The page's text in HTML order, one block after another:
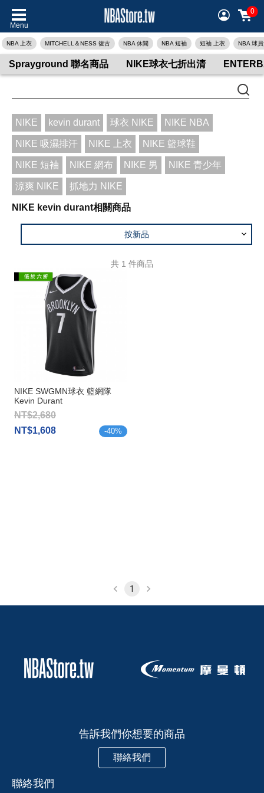
Menu
0
NBA 上衣 MITCHELL＆NESS 復古 NBA 休閒 NBA 短袖 短袖 上衣 NBA 球
Sprayground 聯名商品 NIKE球衣七折出清
NIKE kevin durant 球衣 NIKE NIKE NBA
NIKE 吸濕排汗 NIKE 上衣 NIKE 籃球鞋
NIKE 短袖 NIKE 網布 NIKE 男 NIKE 青少年
涼爽 NIKE 抓地力 NIKE
NIKE kevin durant相關商品
按新品
共 1 件商品
NIKE SWGMN球衣 籃網隊
Kevin Durant
NT$2,680
NT$1,608
-40%
1
告訴我們你想要的商品
聯絡我們
聯絡我們